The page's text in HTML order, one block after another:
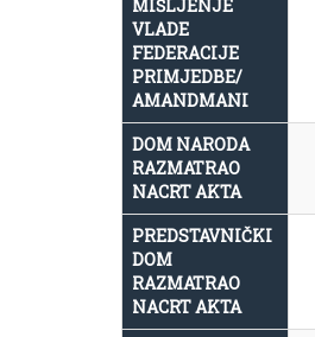
MIŠLJENJE
VLADE
FEDERACIJE
PRIMJEDBE/
AMANDMANI
DOM NARODA
RAZMATRAO
NACRT AKTA
PREDSTAVNIČKI
DOM
RAZMATRAO
NACRT AKTA